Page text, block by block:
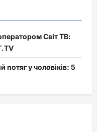
Світ ТВ:
потяг у чоловіків: 5